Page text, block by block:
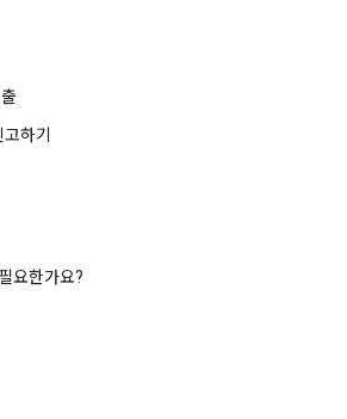
하기
요한가요?